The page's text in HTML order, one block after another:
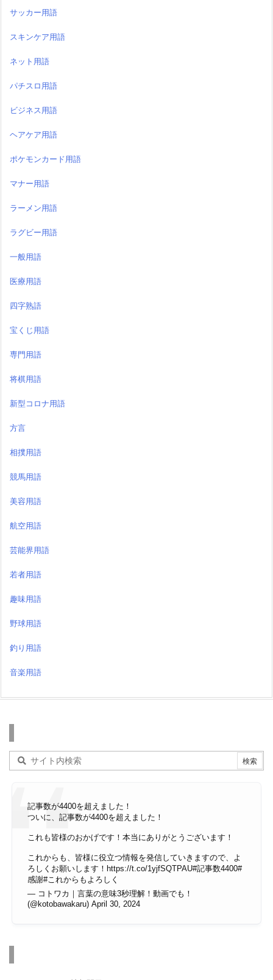
サッカー用語
スキンケア用語
ネット用語
パチスロ用語
ビジネス用語
ヘアケア用語
ポケモンカード用語
マナー用語
ラーメン用語
ラグビー用語
一般用語
医療用語
四字熟語
宝くじ用語
専門用語
将棋用語
新型コロナ用語
方言
相撲用語
競馬用語
美容用語
航空用語
芸能界用語
若者用語
趣味用語
野球用語
釣り用語
音楽用語
記事数が4400を超えました！
ついに、記事数が4400を超えました！
これも皆様のおかげです！本当にありがとうございます！
これからも、皆様に役立つ情報を発信していきますので、よ
ろしくお願いします！ https://t.co/1yjfSQTPAU#記事数4400#
感謝#これからもよろしく
— コトワカ｜言葉の意味3秒理解！動画でも！
(@kotobawakaru) April 30, 2024